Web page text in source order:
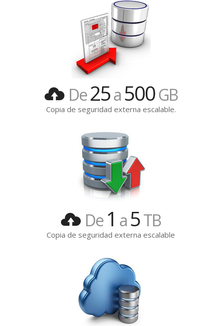
Salva tu
información
crítica e
importante
De25a500GB
Copia de seguridad externa escalable.
Para los que
necesitan
más espacio.
De 1 a5TB
Copia de seguridad externa escalable
Doble
seguridad
automatizada.